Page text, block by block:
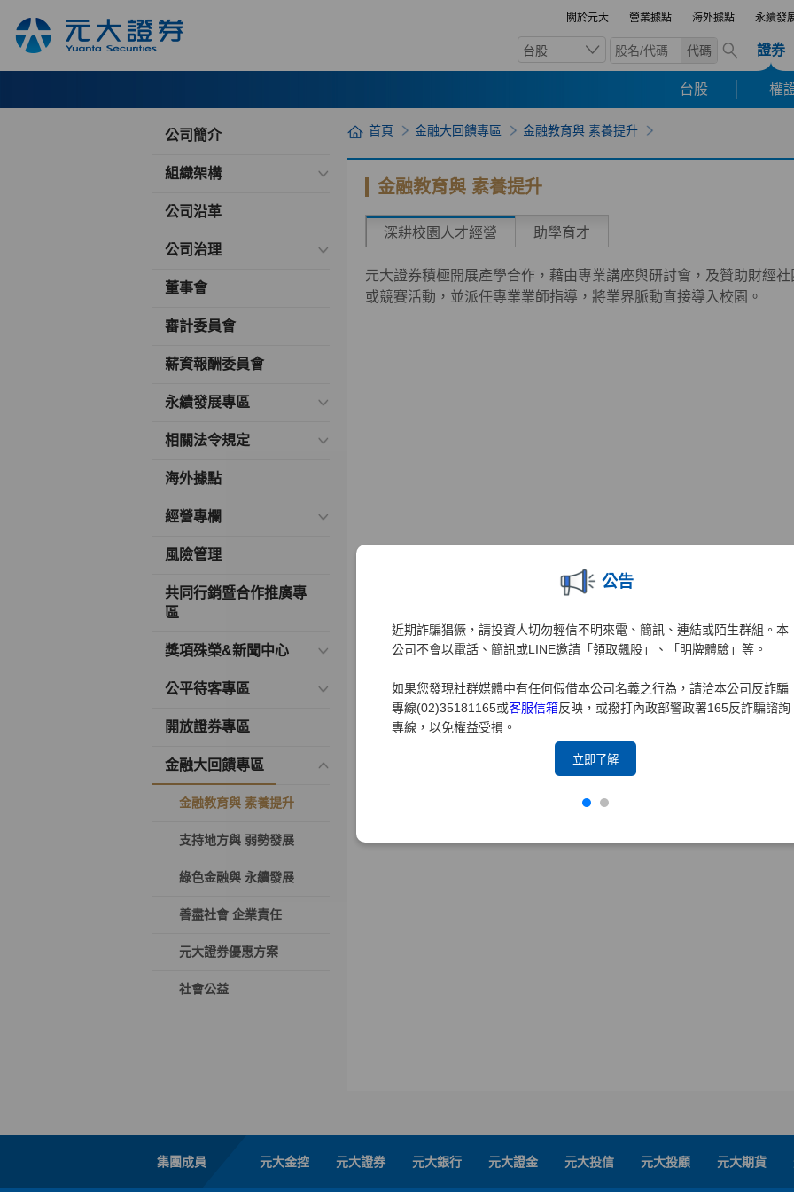
關於元大 營業據點 海外據點 永續發
台股 代碼 證券
台股 權
公告
近期詐騙猖獗，請投資人切勿輕信不明來電、簡訊、連結或陌生群組。本
公司不會以電話、簡訊或LINE邀請「領取飆股」、「明牌體驗」等。
如果您發現社群媒體中有任何假借本公司名義之行為，請洽本公司反詐騙
專線(02)35181165或客服信箱反映，或撥打內政部警政署165反詐騙諮詢
專線，以免權益受損。
立即了解
公司簡介
組織架構
公司沿革
公司治理
董事會
審計委員會
薪資報酬委員會
永續發展專區
相關法令規定
海外據點
經營專欄
風險管理
共同行銷暨合作推廣專
區
獎項殊榮&新聞中心
公平待客專區
開放證券專區
金融大回饋專區
金融教育與 素養提升
支持地方與 弱勢發展
綠色金融與 永續發展
善盡社會 企業責任
元大證券優惠方案
社會公益
首頁 金融大回饋專區 金融教育與 素養提升
金融教育與 素養提升
深耕校園人才經營 助學育才
元大證券積極開展產學合作，藉由專業講座與研討會，及贊助財經
或競賽活動，並派任專業業師指導，將業界脈動直接導入校園。
集團成員 元大金控 元大證券 元大銀行 元大證金 元大投信 元大投顧 元大期貨